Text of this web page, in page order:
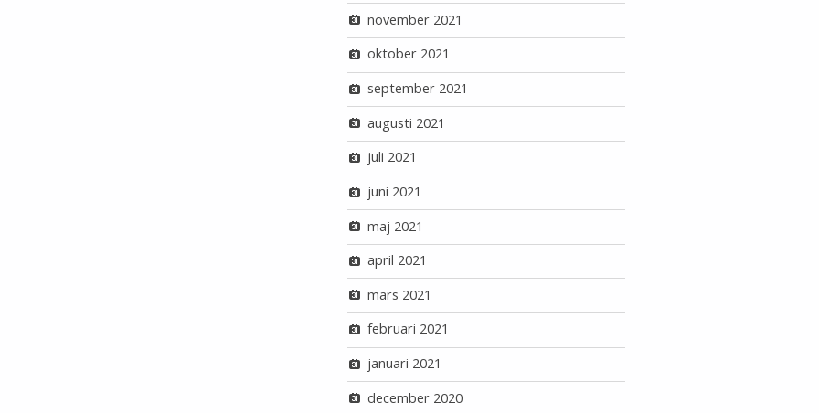
november 2021
oktober 2021
september 2021
augusti 2021
juli 2021
juni 2021
maj 2021
april 2021
mars 2021
februari 2021
januari 2021
december 2020